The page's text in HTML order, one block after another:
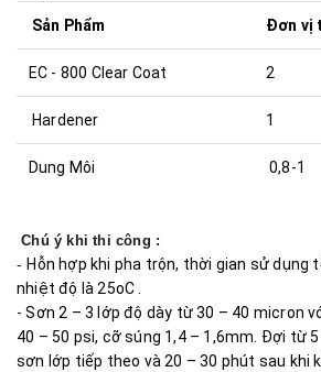
Sản Phẩm Đơn vị
EC - 800 Clear Coat 2
Hardener 1
Dung Môi 0,8-1
Chú ý khi thi công :
- Hỗn hợp khi pha trộn, thời gian sử dụng
nhiệt độ là 25oC .
-Sơn 2 – 3 lớp độ dày từ 30 – 40 micron
40 – 50 psi, cỡ súng 1,4 – 1,6mm. Đợi từ
sơn lớp tiếp theo và 20 – 30 phút sau khi